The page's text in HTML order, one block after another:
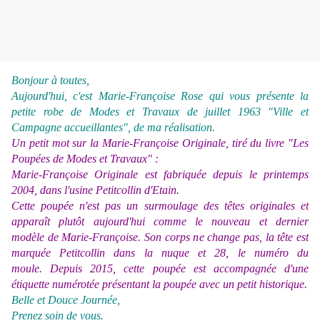
Bonjour à toutes,
Aujourd'hui, c'est Marie-Françoise Rose qui vous présente la
petite robede Modes et Travaux de juillet 1963 "Ville et
Campagne accueillantes", de ma réalisation.
Un petit mot sur la Marie-Françoise Originale, tiré du livre "Les
Poupées de Modes et Travaux" :
Marie-Françoise Originale est fabriquée depuis le printemps
2004, dans l'usine Petitcollin d'Etain.
Cette poupée n'est pas un surmoulage des têtes originales et
apparaît plutôt aujourd'hui comme le nouveau et dernier
modèle de Marie-Françoise. Son corps ne change pas, la tête est
marquée Petitcollin dans la nuque et 28, le numéro du
moule. Depuis 2015, cette poupée est accompagnée d'une
étiquette numérotée présentant la poupée avec un petit historique.
Belle et Douce Journée,
Prenez soin de vous.